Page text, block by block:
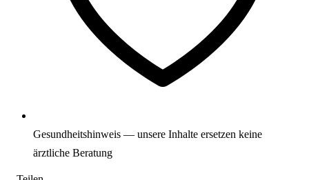
Gesundheitshinweis — unsere Inhalte ersetzen keine
ärztliche Beratung